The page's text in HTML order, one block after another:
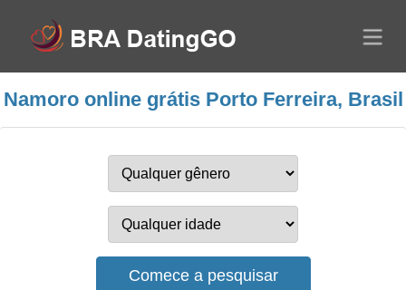
Namoro online grátis Porto Ferreira, Brasil